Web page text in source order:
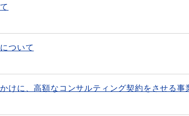
ついて
けに、高額なコンサルティング契約をさせる事